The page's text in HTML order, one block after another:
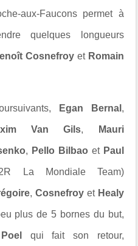
aux-Faucons permet à
quelques longueurs
Cosnefroyet Romain
Egan Bernal ,
Van Gils, Mauri
, Pello Bilbao et Paul
La Mondiale Team)
, Cosnefroyet Healy
plus de 5 bornes du but,
qui fait son retour,